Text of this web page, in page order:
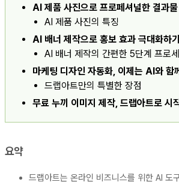
AI 제품 사진으로 프로페셔널한 결과물
AI 제품 사진의 특징
AI 배너 제작으로 홍보 효과 극대화하기
AI 배너 제작의 간편한 5단계 프로
마케팅 디자인 자동화, 이제는 AI와 함
드랩아트만의 특별한 장점
무료 누끼 이미지 제작, 드랩아트로 시
요약
드랩아트는 온라인 비즈니스를 위한 AI 도